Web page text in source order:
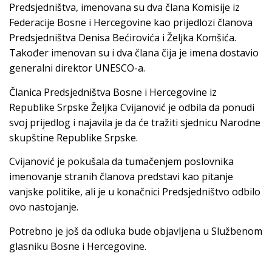
Predsjedništva, imenovana su dva člana Komisije iz
Federacije Bosne i Hercegovine kao prijedlozi članova
Predsjedništva Denisa Bećirovića i Željka Komšića.
Također imenovan su i dva člana čija je imena dostavio
generalni direktor UNESCO-a.
Članica Predsjedništva Bosne i Hercegovine iz
Republike Srpske Željka Cvijanović je odbila da ponudi
svoj prijedlog i najavila je da će tražiti sjednicu Narodne
skupštine Republike Srpske.
Cvijanović je pokušala da tumačenjem poslovnika
imenovanje stranih članova predstavi kao pitanje
vanjske politike, ali je u konačnici Predsjedništvo odbilo
ovo nastojanje.
Potrebno je još da odluka bude objavljena u Službenom
glasniku Bosne i Hercegovine.